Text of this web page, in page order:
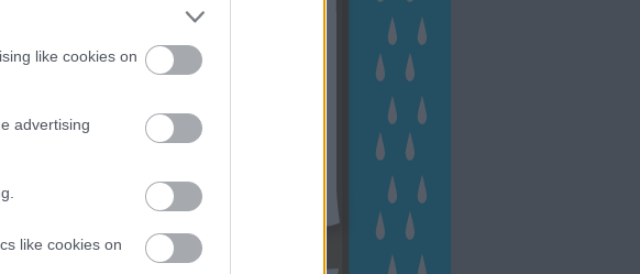
like cookies on
advertising
like cookies on
2022 november
2022 szeptember
2022 augusztus
2022 április (
2021 december
2021 október